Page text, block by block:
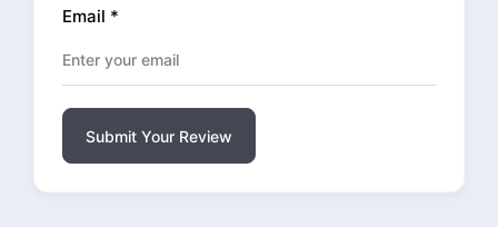
Email *
Submit Your Review